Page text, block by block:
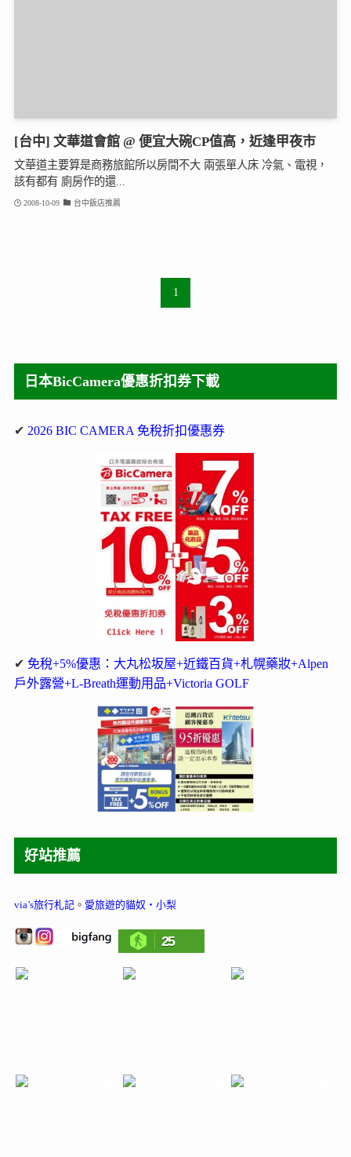
[台中] 文華道會館 @ 便宜大碗CP值高，近逢甲夜市
文華道主要算是商務旅館所以房間不大 兩張單人床 冷氣、電視，
該有都有 廁房作的還...
2008-10-09 台中飯店推薦
1
日本BicCamera優惠折扣券下載
✔ 2026 BIC CAMERA 免稅折扣優惠券
✔ 免稅+5%優惠：大丸松坂屋+近鐵百貨+札幌藥妝+Alpen
戶外露營+L-Breath運動用品+Victoria GOLF
好站推薦
via’s旅行札記。 愛旅遊的貓奴‧小梨
25